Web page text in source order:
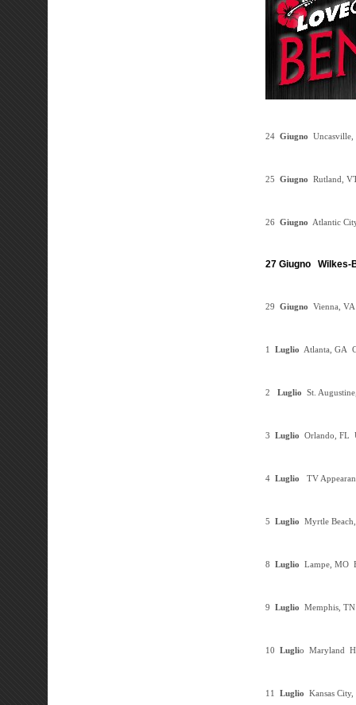
24 Giugno Uncasville,
25 Giugno Rutland,
26 Giugno Atlantic
27 Giugno Wilkes-
29 Giugno Vienna, VA
1 Luglio Atlanta, GA
2 Luglio St.
3 Luglio Orlando, FL
4 Luglio TV
5 Luglio Myrtle
8 Luglio Lampe, MO
9 Luglio Memphis, TN
10 Luglio Maryland
11 Luglio Kansas